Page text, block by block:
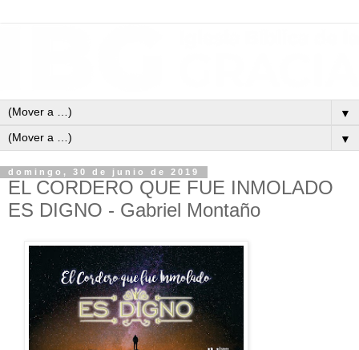
▼
▼
domingo, 30 de junio de 2019
EL CORDERO QUE FUE INMOLADO
ES DIGNO - Gabriel Montaño